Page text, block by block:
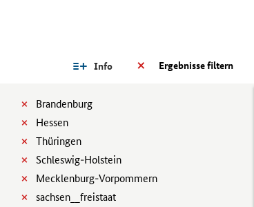
Ergebnisse filtern
Info
Brandenburg
Hessen
Thüringen
Schleswig-Holstein
Mecklenburg-Vorpommern
sachsen__freistaat